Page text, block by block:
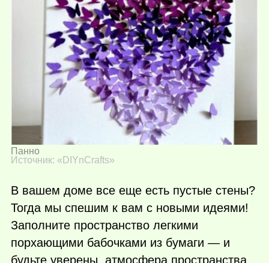
Панно
Источник: «DIYnCrafts»
В вашем доме все еще есть пустые стены?
Тогда мы спешим к вам с новыми идеями!
Заполните пространство легкими
порхающими бабочками из бумаги — и
будьте уверены, атмосфера пространства,